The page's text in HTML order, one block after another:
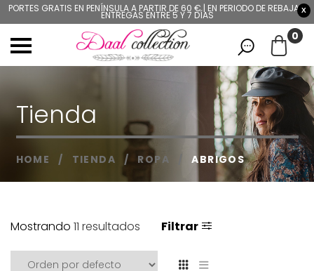
X
PORTES GRATIS EN PENÍNSULA A PARTIR DE 60 € | EN PERIODO DE REBAJAS,
ENTREGAS ENTRE 5 Y 7 DÍAS
0
Tienda
HOME / TIENDA / ROPA ABRIGOS
Mostrando 11 resultados Filtrar